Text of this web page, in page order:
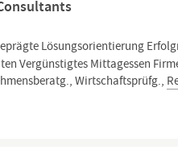
Lösungsorientierung
Vergünstigtes Mittagessen
Wirtschaftsprüfg.,